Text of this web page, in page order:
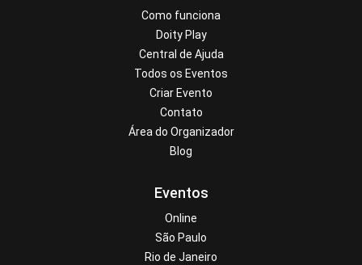
Como funciona
Doity Play
Central de Ajuda
Todos os Eventos
Criar Evento
Contato
Área do Organizador
Blog
Eventos
Online
São Paulo
Rio de Janeiro